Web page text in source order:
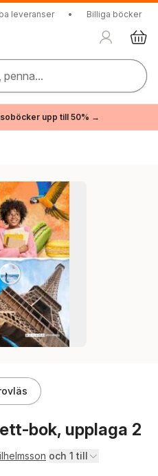
leveranser • Billiga böcker
penna...
upp till 50% →
bok, upplaga 2
och 1 till